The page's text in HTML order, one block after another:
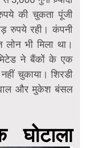
की चुकता पूंजी
रुपये रही। कंपनी
भी मिला था।
ने बैंकों के एक
चुकाया। शिरडी
और मुकेश बंसल
घोटाला